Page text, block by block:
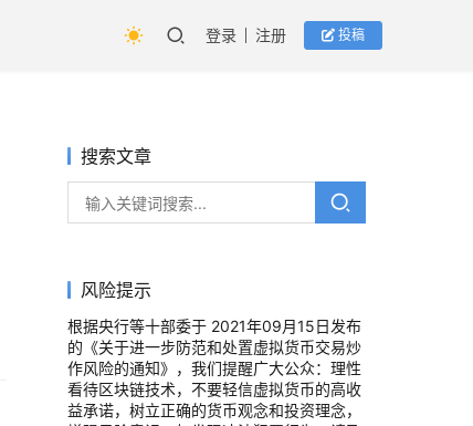
登录 注册 投稿
搜索文章
风险提示
根据央行等十部委于 2021年09月15日发布
的《关于进一步防范和处置虚拟货币交易炒
作风险的通知》，我们提醒广大公众：理性
看待区块链技术，不要轻信虚拟货币的高收
益承诺，树立正确的货币观念和投资理念，